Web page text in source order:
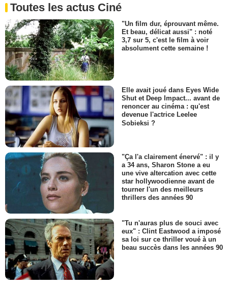
Toutes les actus Ciné
"Un film dur, éprouvant même.
Et beau, délicat aussi" : noté
3,7 sur 5, c'est le film à voir
absolument cette semaine !
Elle avait joué dans Eyes Wide
Shut et Deep Impact... avant de
renoncer au cinéma : qu'est
devenue l'actrice Leelee
Sobieksi ?
"Ça l'a clairement énervé" : il y
a 34 ans, Sharon Stone a eu
une vive altercation avec cette
star hollywoodienne avant de
tourner l'un des meilleurs
thrillers des années 90
"Tu n'auras plus de souci avec
eux" : Clint Eastwood a imposé
sa loi sur ce thriller voué à un
beau succès dans les années 90